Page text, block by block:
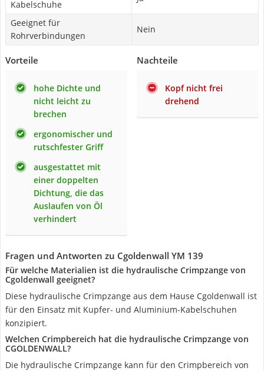
Kabelschuhe
Geeignet für
Rohrverbindungen
Nein
Vorteile
hohe Dichte und
nicht leicht zu
brechen
ergonomischer und
rutschfester Griff
ausgestattet mit
einer doppelten
Dichtung, die das
Auslaufen von Öl
verhindert
Nachteile
Kopf nicht frei
drehend
Fragen und Antworten zu Cgoldenwall YM 139
Für welche Materialien ist die hydraulische Crimpzange von
Cgoldenwall geeignet?
Diese hydraulische Crimpzange aus dem Hause Cgoldenwall ist
für den Einsatz mit Kupfer- und Aluminium-Kabelschuhen
konzipiert.
Welchen Crimpbereich hat die hydraulische Crimpzange von
CGOLDENWALL?
Die hydraulische Crimpzange kann für den Crimpbereich von